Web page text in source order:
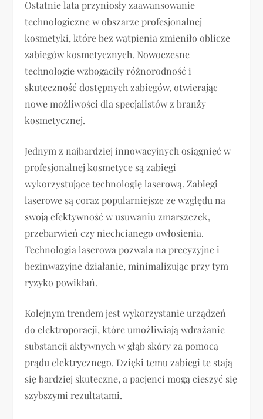
Ostatnie lata przyniosły zaawansowanie
technologiczne w obszarze profesjonalnej
kosmetyki, które bez wątpienia zmieniło oblicze
zabiegów kosmetycznych. Nowoczesne
technologie wzbogaciły różnorodność i
skuteczność dostępnych zabiegów, otwierając
nowe możliwości dla specjalistów z branży
kosmetycznej.
Jednym z najbardziej innowacyjnych osiągnięć w
profesjonalnej kosmetyce są zabiegi
wykorzystujące technologię laserową. Zabiegi
laserowe są coraz popularniejsze ze względu na
swoją efektywność w usuwaniu zmarszczek,
przebarwień czy niechcianego owłosienia.
Technologia laserowa pozwala na precyzyjne i
bezinwazyjne działanie, minimalizując przy tym
ryzyko powikłań.
Kolejnym trendem jest wykorzystanie urządzeń
do elektroporacji, które umożliwiają wdrażanie
substancji aktywnych w głąb skóry za pomocą
prądu elektrycznego. Dzięki temu zabiegi te stają
się bardziej skuteczne, a pacjenci mogą cieszyć się
szybszymi rezultatami.